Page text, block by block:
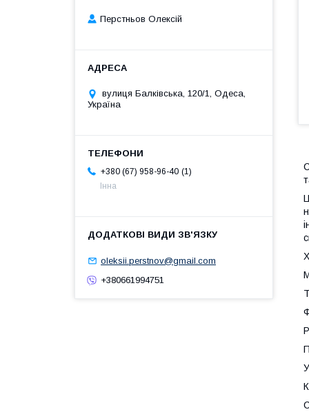
Перстньов Олексій
вулиця Балківська, 120/1, Одеса,
Україна
+380 (67) 958-96-40 1
Інна
oleksii.perstnov@gmail.com
+380661994751